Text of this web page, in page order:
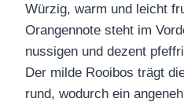
Würzig, warm und leicht
Orangennote steht im
nussigen und dezent
Der milde Rooibos trägt
rund, wodurch ein